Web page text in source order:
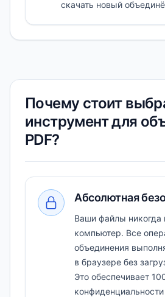
скачать новый
Почему стоит
инструмент для
PDF?
Абсолютная
Ваши файлы никогда
компьютер. Все
объединения
в браузере без
Это обеспечивает